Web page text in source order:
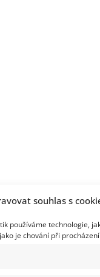
souhlas s
používáme technologie,
je chování při